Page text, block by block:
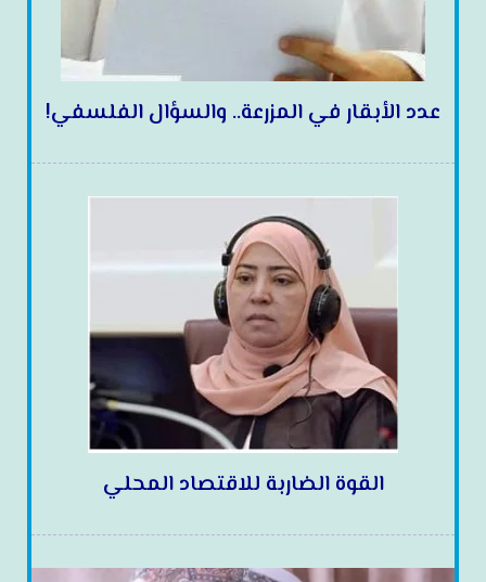
عدد الأبقار في المزرعة.. والسؤال الفلسفي!
القوة الضاربة للاقتصاد المحلي